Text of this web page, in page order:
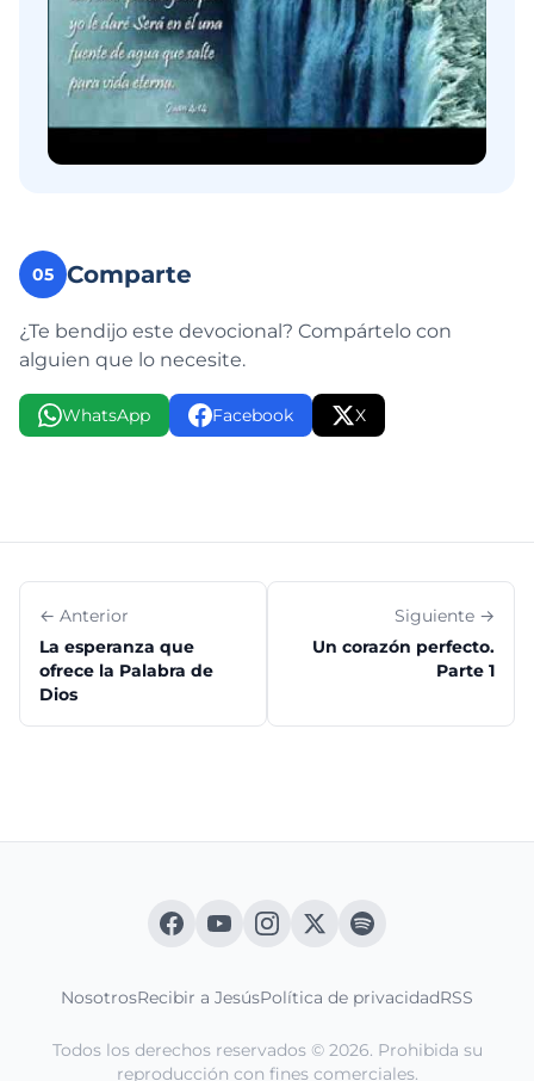
05 Comparte
¿Te bendijo este devocional? Compártelo con
alguien que lo necesite.
WhatsApp Facebook X
← Anterior
La esperanza que
ofrece la Palabra de
Dios
Siguiente →
Un corazón perfecto.
Parte 1
NosotrosRecibir a JesúsPolítica de privacidadRSS
Todos los derechos reservados © 2026. Prohibida su
reproducción con fines comerciales.